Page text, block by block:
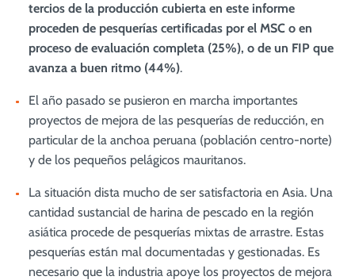
tercios de la producción cubierta en este informe
proceden de pesquerías certificadas por el MSC o en
proceso de evaluación completa (25%), o de un FIP que
avanza a buen ritmo (44%).
El año pasado se pusieron en marcha importantes
proyectos de mejora de las pesquerías de reducción, en
particular de la anchoa peruana (población centro-norte)
y de los pequeños pelágicos mauritanos.
La situación dista mucho de ser satisfactoria en Asia. Una
cantidad sustancial de harina de pescado en la región
asiática procede de pesquerías mixtas de arrastre. Estas
pesquerías están mal documentadas y gestionadas. Es
necesario que la industria apoye los proyectos de mejora